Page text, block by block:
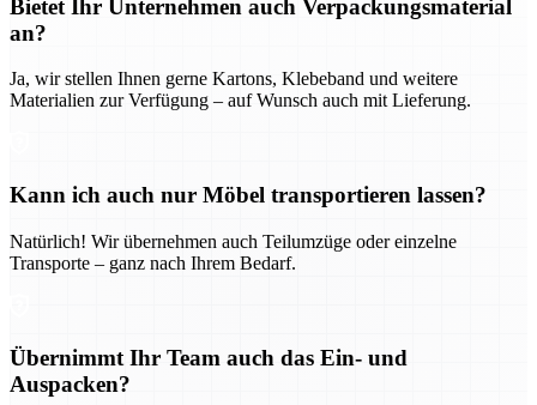
Bietet Ihr Unternehmen auch Verpackungsmaterial
an?
Ja, wir stellen Ihnen gerne Kartons, Klebeband und weitere
Materialien zur Verfügung – auf Wunsch auch mit Lieferung.
Kann ich auch nur Möbel transportieren lassen?
Natürlich! Wir übernehmen auch Teilumzüge oder einzelne
Transporte – ganz nach Ihrem Bedarf.
Übernimmt Ihr Team auch das Ein- und
Auspacken?